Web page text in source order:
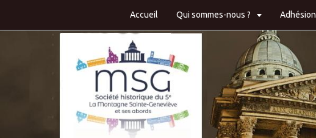
Accueil Qui sommes-nous ? Adhésion